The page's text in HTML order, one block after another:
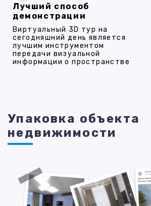
Лучший способ
демонстрации
Виртуальный 3D тур на
сегодняшний день является
лучшим инструментом
передачи визуальной
информации о пространстве
Упаковка объекта
недвижимости